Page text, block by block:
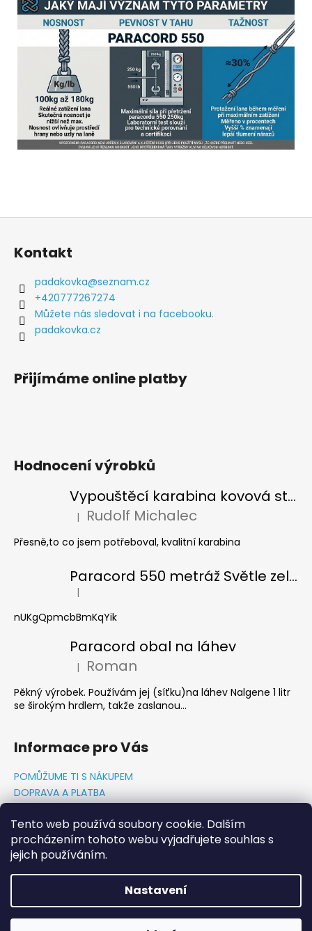
Tento web používá soubory cookie. Dalším
procházením tohoto webu vyjadřujete souhlas s
jejich používáním.
Nastavení
Z
Kontakt
padakovka@seznam.cz
+420777267274
Můžete nás sledovat i na facebooku.
padakovka.cz
Přijímáme online platby
Hodnocení výrobků
Vypouštěcí karabina kovová stříbrná
Hodnocení produktu je 5 z 5 hvězdiček.
| Rudolf Michalec
Přesně,to co jsem potřeboval, kvalitní karabina
Paracord 550 metráž Světle zelená
Hodnocení produktu je 5 z 5 hvězdiček.
|
nUKgQpmcbBmKqYik
Paracord obal na láhev
Hodnocení produktu je 5 z 5 hvězdiček.
| Roman
Pěkný výrobek. Používám jej (síťku)na láhev Nalgene 1 litr
se širokým hrdlem, takže zaslanou...
Informace pro Vás
POMŮŽUME TI S NÁKUPEM
DOPRAVA A PLATBA
GDPR PODMÍNKY
Napište nám
KONTAKTY
Copyright 2026PADAKOVKA.CZ. Všechna práva